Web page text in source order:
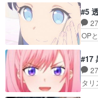
ナ
も
着み
は
さ
さ
ガ
ゃ
り2
話
#5
27
OP
か
両
は
い
#17
27
タ